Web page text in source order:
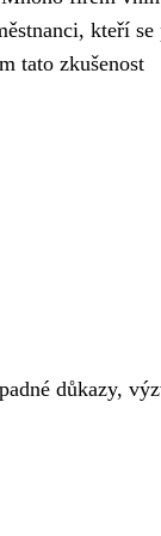
kteří se
tato zkušenost
důkazy,